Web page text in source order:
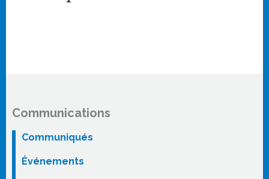
Communications
Communiqués
Événements